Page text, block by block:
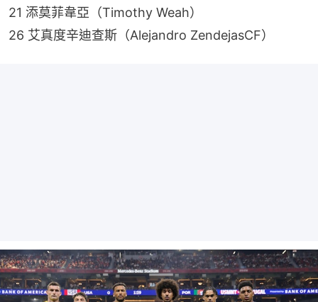
21 添莫菲韋亞（Timothy Weah）
26 艾真度辛迪查斯（Alejandro ZendejasCF）